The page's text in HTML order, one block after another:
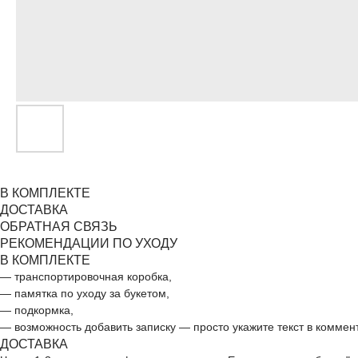
В КОМПЛЕКТЕ
ДОСТАВКА
ОБРАТНАЯ СВЯЗЬ
РЕКОМЕНДАЦИИ ПО УХОДУ
В КОМПЛЕКТЕ
— транспортировочная коробка,
— памятка по уходу за букетом,
— подкормка,
— возможность добавить записку — просто укажите текст в
ДОСТАВКА